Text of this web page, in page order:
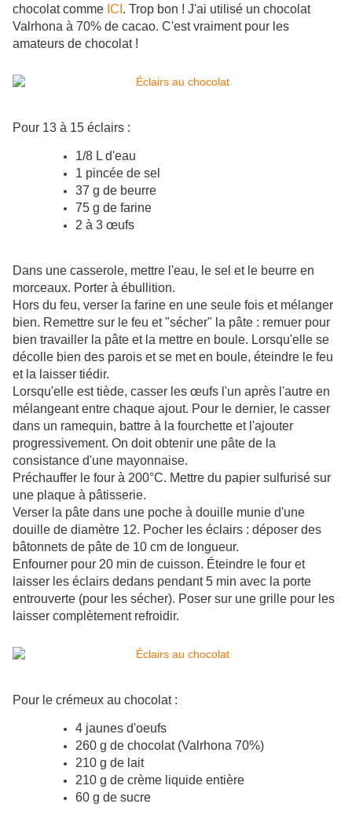
chocolat comme ICI . Trop bon ! J'ai utilisé un chocolat
Valrhona à 70% de cacao. C'est vraiment pour les
amateurs de chocolat !
Pour 13 à 15 éclairs :
1/8 L d'eau
1 pincée de sel
37 g de beurre
75 g de farine
2 à 3 œufs
Dans une casserole, mettre l'eau, le sel et le beurre en
morceaux. Porter à ébullition.
Hors du feu, verser la farine en une seule fois et mélanger
bien. Remettre sur le feu et "sécher" la pâte : remuer pour
bien travailler la pâte et la mettre en boule. Lorsqu'elle se
décolle bien des parois et se met en boule, éteindre le feu
et la laisser tiédir.
Lorsqu'elle est tiède, casser les œufs l'un après l'autre en
mélangeant entre chaque ajout. Pour le dernier, le casser
dans un ramequin, battre à la fourchette et l'ajouter
progressivement. On doit obtenir une pâte de la
consistance d'une mayonnaise.
Préchauffer le four à 200°C. Mettre du papier sulfurisé sur
une plaque à pâtisserie.
Verser la pâte dans une poche à douille munie d'une
douille de diamètre 12. Pocher les éclairs : déposer des
bâtonnets de pâte de 10 cm de longueur.
Enfourner pour 20 min de cuisson. Éteindre le four et
laisser les éclairs dedans pendant 5 min avec la porte
entrouverte (pour les sécher). Poser sur une grille pour les
laisser complètement refroidir.
Pour le crémeux au chocolat :
4 jaunes d'oeufs
260 g de chocolat (Valrhona 70%)
210 g de lait
210 g de crème liquide entière
60 g de sucre